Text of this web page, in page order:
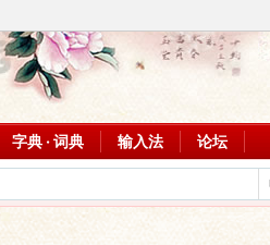
字典 · 词典 输入法 论坛